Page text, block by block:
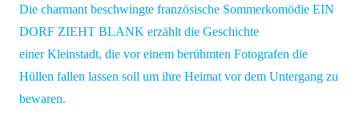
Die charmant beschwingte französische Sommerkomödie EIN
DORF ZIEHT BLANK erzählt die Geschichte
einer Kleinstadt, die vor einem berühmten Fotografen die
Hüllen fallen lassen soll um ihre Heimat vor dem Untergang zu
bewaren.